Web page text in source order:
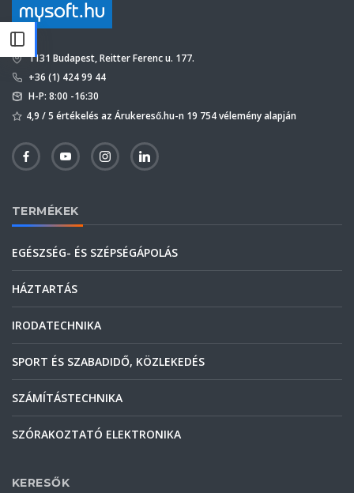
1131 Budapest, Reitter Ferenc u. 177.
+36 (1) 424 99 44
H-P: 8:00 -16:30
4,9 / 5 értékelés az Árukereső.hu-n 19 754 vélemény alapján
TERMÉKEK
EGÉSZSÉG- ÉS SZÉPSÉGÁPOLÁS
HÁZTARTÁS
IRODATECHNIKA
SPORT ÉS SZABADIDŐ, KÖZLEKEDÉS
SZÁMÍTÁSTECHNIKA
SZÓRAKOZTATÓ ELEKTRONIKA
KERESŐK